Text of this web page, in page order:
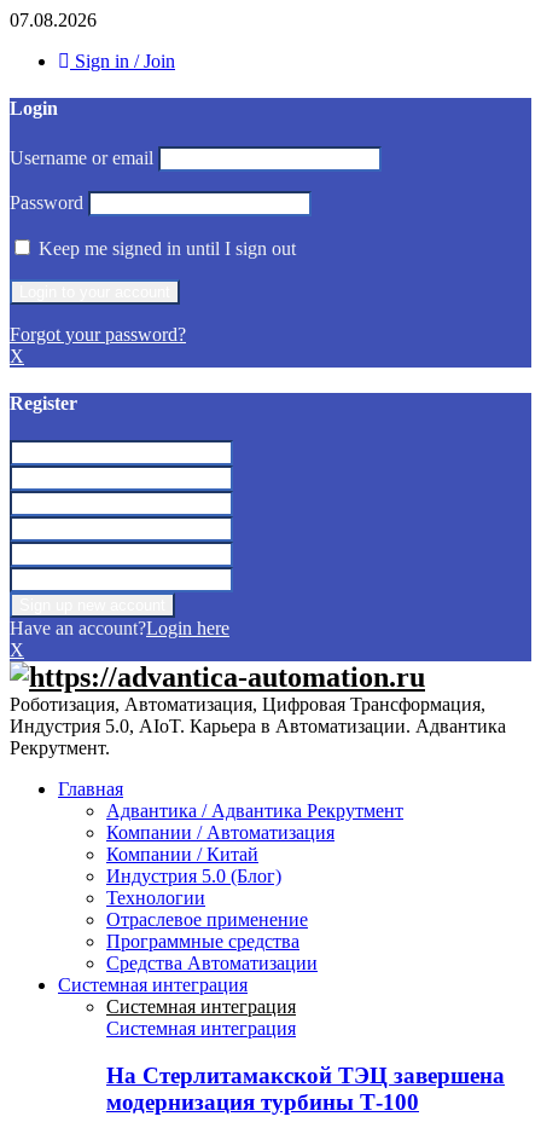
07.08.2026
Sign in / Join
Login
Username or email
Password
Keep me signed in until I sign out
Forgot your password?
X
Register
Have an account?Login here
X
Роботизация, Автоматизация, Цифровая Трансформация,
Индустрия 5.0, AIoT. Карьера в Автоматизации. Адвантика
Рекрутмент.
Главная
Адвантика / Адвантика Рекрутмент
Компании / Автоматизация
Компании / Китай
Индустрия 5.0 (Блог)
Технологии
Отраслевое применение
Программные средства
Средства Автоматизации
Системная интеграция
Системная интеграция
Системная интеграция
На Стерлитамакской ТЭЦ завершена
модернизация турбины Т-100